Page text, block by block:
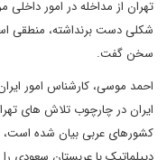
تهران از مداخله در امور
شکلی دست برنداشته، منطقی
سخن گفت.
احمد موسی، کارشناس امور
ایران در چارچوب تلاش های
کشورهای عربی بیان شده است،